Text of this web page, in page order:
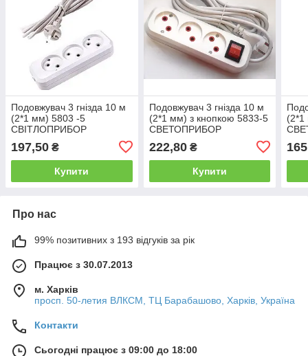
Подовжувач 3 гнізда 10 м
(2*1 мм) 5803 -5
СВІТЛОПРИБОР
197,50 ₴
Купити
Подовжувач 3 гнізда 10 м
(2*1 мм) з кнопкою 5833-5
СВЕТОПРИБОР
222,80₴
Купити
(2*1
Про нас
99% позитивних з 193 відгуків за рік
Працює з 30.07.2013
м. Харків
просп. 50-летия ВЛКСМ, ТЦ Барабашово, Харків, Україна
Контакти
Сьогодні працює з 09:00 до 18:00